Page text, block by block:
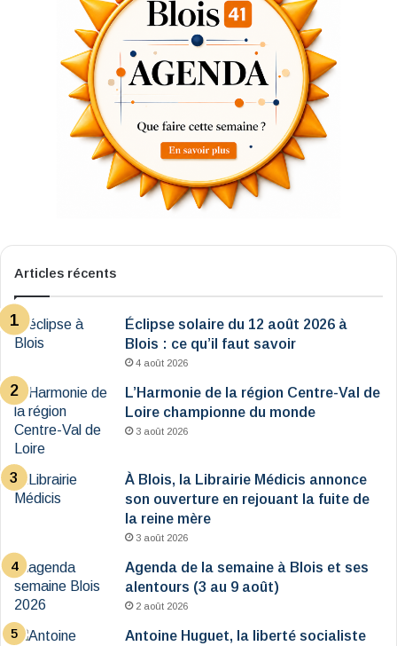
Articles récents
Éclipse solaire du 12 août 2026 à
Blois : ce qu’il faut savoir
4 août 2026
L’Harmonie de la région Centre-Val de
Loire championne du monde
3 août 2026
À Blois, la Librairie Médicis annonce
son ouverture en rejouant la fuite de
la reine mère
3 août 2026
Agenda de la semaine à Blois et ses
alentours (3 au 9 août)
2 août 2026
Antoine Huguet, la liberté socialiste